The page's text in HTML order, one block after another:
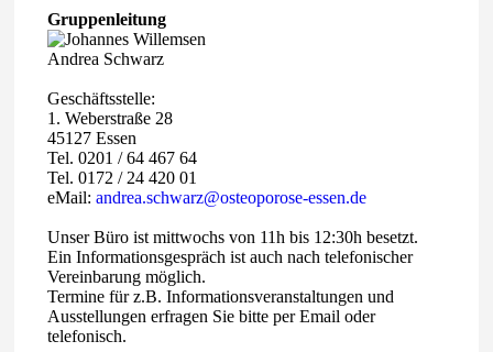
Gruppenleitung
Andrea Schwarz
Geschäftsstelle:
1. Weberstraße 28
45127 Essen
Tel. 0201 / 64 467 64
Tel. 0172 / 24 420 01
eMail:andrea.schwarz@osteoporose-essen.de
Unser Büro ist mittwochs von 11h bis 12:30h besetzt.
Ein Informationsgespräch ist auch nach telefonischer
Vereinbarung möglich.
Termine für z.B. Informationsveranstaltungen und
Ausstellungen erfragen Sie bitte per Email oder
telefonisch.